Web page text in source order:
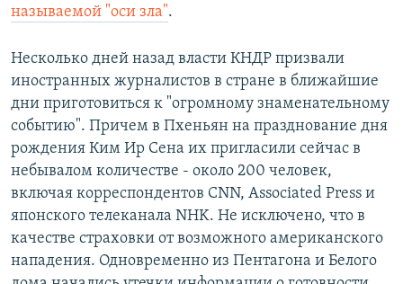
называемой "оси зла".
Несколько дней назад власти КНДР призвали
иностранных журналистов в стране в ближайшие
дни приготовиться к "огромному знаменательному
событию". Причем в Пхеньян на празднование дня
рождения Ким Ир Сена их пригласили сейчас в
небывалом количестве - около 200 человек,
включая корреспондентов CNN, Associated Press и
японского телеканала NHK. Не исключено, что в
качестве страховки от возможного американского
нападения. Одновременно из Пентагона и Белого